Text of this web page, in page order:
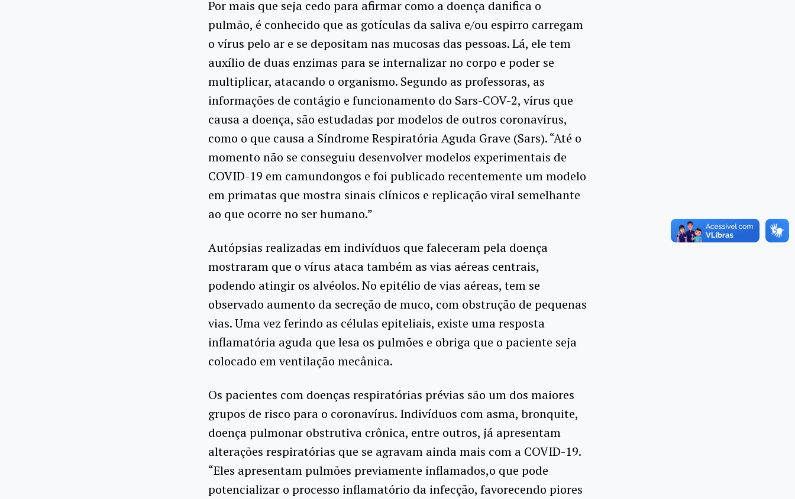
Por mais que seja cedo para afirmar como a doença danifica o
pulmão, é conhecido que as gotículas da saliva e/ou espirro carregam
o vírus pelo ar e se depositam nas mucosas das pessoas. Lá, ele tem
auxílio de duas enzimas para se internalizar no corpo e poder se
multiplicar, atacando o organismo. Segundo as professoras, as
informações de contágio e funcionamento do Sars-COV-2, vírus que
causa a doença, são estudadas por modelos de outros coronavírus,
como o que causa a Síndrome Respiratória Aguda Grave (Sars). “Até o
momento não se conseguiu desenvolver modelos experimentais de
COVID-19 em camundongos e foi publicado recentemente um modelo
em primatas que mostra sinais clínicos e replicação viral semelhante
ao que ocorre no ser humano.”
Autópsias realizadas em indivíduos que faleceram pela doença
mostraram que o vírus ataca também as vias aéreas centrais,
podendo atingir os alvéolos. No epitélio de vias aéreas, tem se
observado aumento da secreção de muco, com obstrução de pequenas
vias. Uma vez ferindo as células epiteliais, existe uma resposta
inflamatória aguda que lesa os pulmões e obriga que o paciente seja
colocado em ventilação mecânica.
Os pacientes com doenças respiratórias prévias são um dos maiores
grupos de risco para o coronavírus. Indivíduos com asma, bronquite,
doença pulmonar obstrutiva crônica, entre outros, já apresentam
alterações respiratórias que se agravam ainda mais com a COVID-19.
“Eles apresentam pulmões previamente inflamados,o que pode
potencializar o processo inflamatório da infecção, favorecendo piores